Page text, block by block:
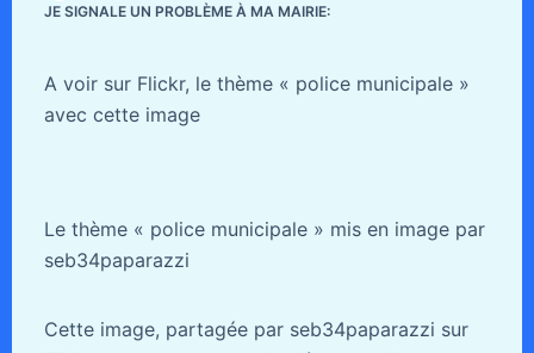
JE SIGNALE UN PROBLÈME À MA MAIRIE:
A voir sur Flickr, le thème « police municipale »
avec cette image
Le thème « police municipale » mis en image par
seb34paparazzi
Cette image, partagée par seb34paparazzi sur